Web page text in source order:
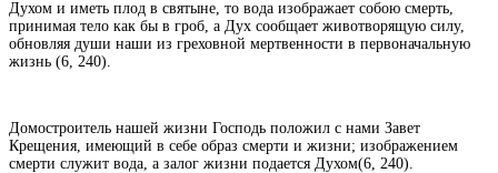
Духом и иметь плод в святыне, то вода изображает собою смерть,
принимая тело как бы в гроб, а Дух сообщает животворящую силу,
обновляя души наши из греховной мертвенности в первоначальную
жизнь (6, 240).
Домостроитель нашей жизни Господь положил с нами Завет
Крещения, имеющий в себе образ смерти и жизни; изображением
смерти служит вода, а залог жизни подается Духом(6, 240).